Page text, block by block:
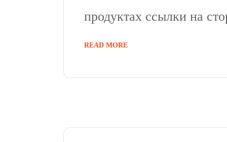
продуктах ссылки на
READ MORE